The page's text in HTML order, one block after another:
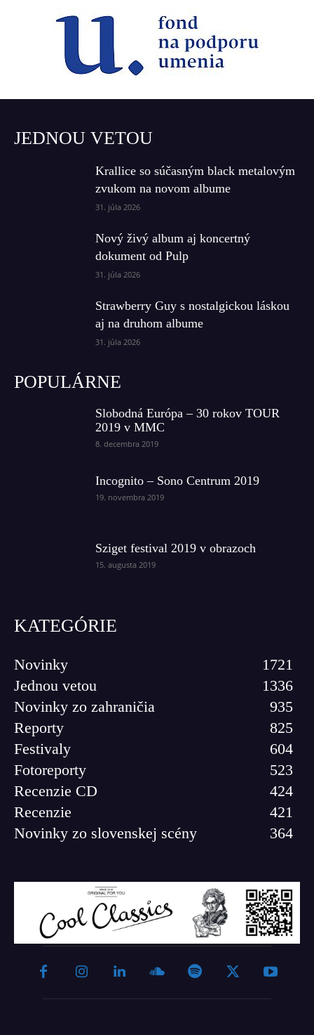
JEDNOU VETOU
Krallice so súčasným black metalovým
zvukom na novom albume
31. júla 2026
Nový živý album aj koncertný
dokument od Pulp
31. júla 2026
Strawberry Guy s nostalgickou láskou
aj na druhom albume
31. júla 2026
POPULÁRNE
Slobodná Európa – 30 rokov TOUR
2019 v MMC
8. decembra 2019
Incognito – Sono Centrum 2019
19. novembra 2019
Sziget festival 2019 v obrazoch
15. augusta 2019
KATEGÓRIE
Novinky
1721
Jednou vetou
1336
Novinky zo zahraničia
935
Reporty
825
Festivaly
604
Fotoreporty
523
Recenzie CD
424
Recenzie
421
Novinky zo slovenskej scény
364